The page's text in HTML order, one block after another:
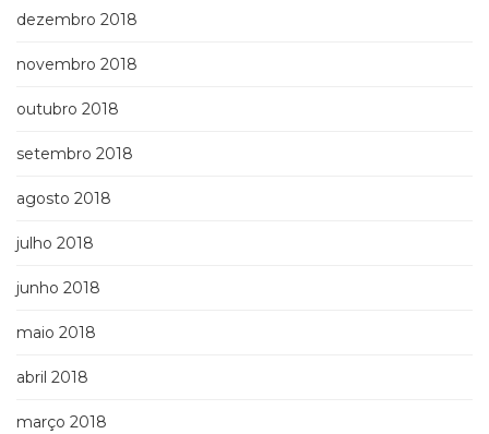
dezembro 2018
novembro 2018
outubro 2018
setembro 2018
agosto 2018
julho 2018
junho 2018
maio 2018
abril 2018
março 2018